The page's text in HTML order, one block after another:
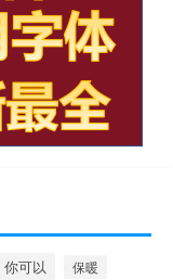
你可以 保暖